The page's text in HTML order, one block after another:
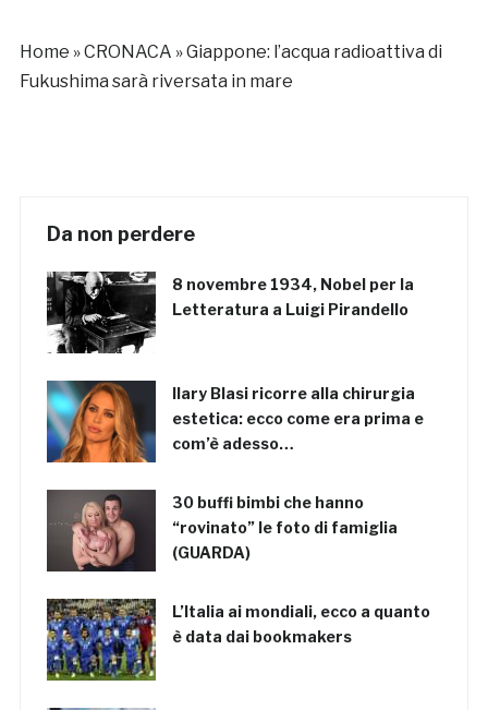
Home »CRONACA »Giappone: l’acqua radioattiva di
Fukushima sarà riversata in mare
Da non perdere
8 novembre 1934, Nobel per la
Letteratura a Luigi Pirandello
Ilary Blasi ricorre alla chirurgia
estetica: ecco come era prima e
com’è adesso…
30 buffi bimbi che hanno
“rovinato” le foto di famiglia
(GUARDA)
L’Italia ai mondiali, ecco a quanto
è data dai bookmakers